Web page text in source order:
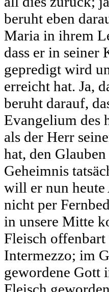
beruht eben
Maria in ihrem
dass er in seiner
gepredigt wird
erreicht hat. Ja,
beruht darauf,
Evangelium des
als der Herr
hat, den
Geheimnis
will er nun
nicht per
in unsere Mitte
Fleisch
Intermezzo; im
gewordene Gott